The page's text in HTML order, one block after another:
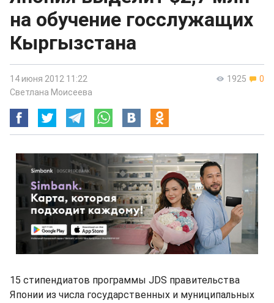
на обучение госслужащих
Кыргызстана
1925 0
14 июня 2012 11:22
Светлана Моисеева
15 стипендиатов программы JDS правительства
Японии из числа государственных и муниципальных